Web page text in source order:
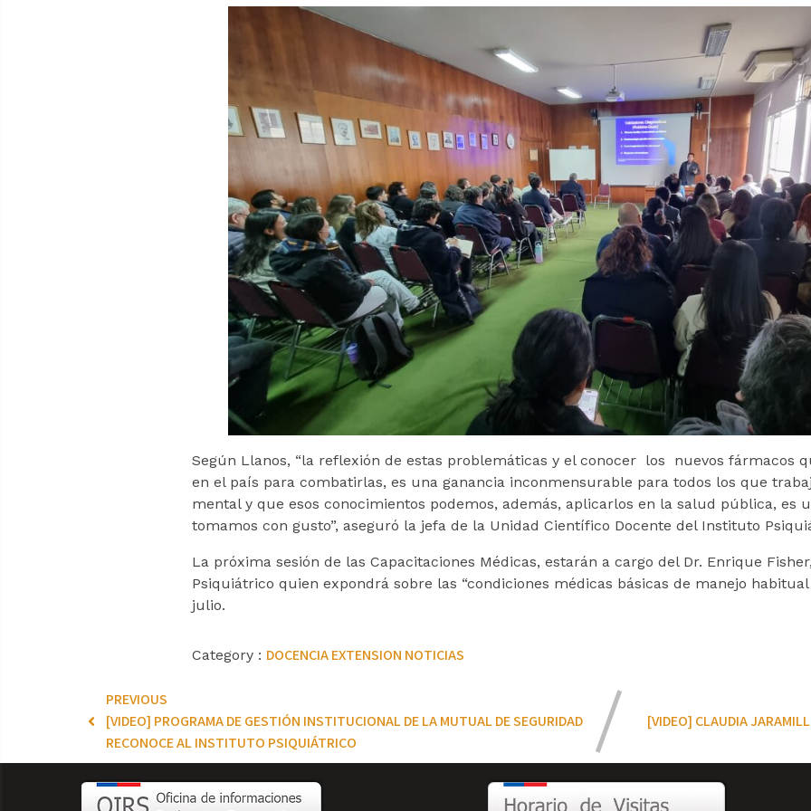
Según Llanos, “la reflexión de estas problemáticas y el conocer los nuevos fármacos
en el país para combatirlas, es una ganancia inconmensurable para todos los que
mental y que esos conocimientos podemos, además, aplicarlos en la salud pública, es
tomamos con gusto”, aseguró la jefa de la Unidad Científico Docente del Instituto
La próxima sesión de las Capacitaciones Médicas, estarán a cargo del Dr. Enrique
Psiquiátrico quien expondrá sobre las “condiciones médicas básicas de manejo
julio.
Category : DOCENCIAEXTENSION NOTICIAS
PREVIOUS
[VIDEO] PROGRAMA DE GESTIÓN INSTITUCIONAL DE LA MUTUAL DE SEGURIDAD
RECONOCE AL INSTITUTO PSIQUIÁTRICO
[VIDEO] CLAUDIA